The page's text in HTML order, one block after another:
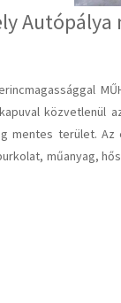
közvetlenül
mentes terület.
műanyag,
–